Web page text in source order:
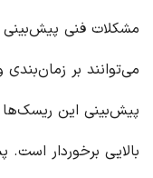
مشکلات فنی پیش‌بینی
می‌توانند بر زمان‌بندی
پیش‌بینی این ریسک‌ها
بالایی برخوردار است.